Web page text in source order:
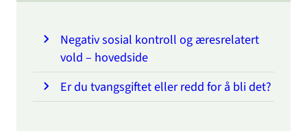
Negativ sosial kontroll og æresrelatert
vold – hovedside
Er du tvangsgiftet eller redd for å bli det?